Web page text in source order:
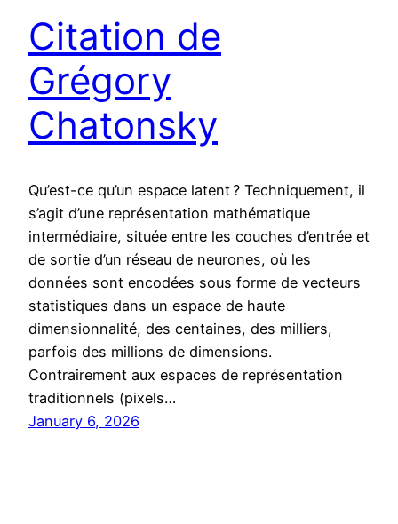
Citation de
Grégory
Chatonsky
Qu’est-ce qu’un espace latent ? Techniquement, il
s’agit d’une représentation mathématique
intermédiaire, située entre les couches d’entrée et
de sortie d’un réseau de neurones, où les
données sont encodées sous forme de vecteurs
statistiques dans un espace de haute
dimensionnalité, des centaines, des milliers,
parfois des millions de dimensions.
Contrairement aux espaces de représentation
traditionnels (pixels…
January 6, 2026